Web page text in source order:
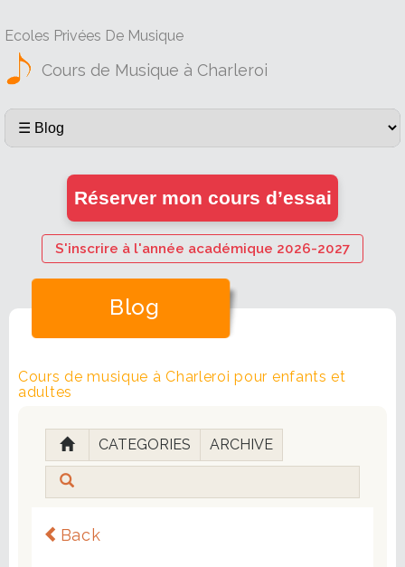
Ecoles Privées De Musique
Cours de Musique à Charleroi
Réserver mon cours d’essai
S'inscrire à l'année académique 2026-2027
Blog
Cours de musique à Charleroi pour enfants et
adultes
CATEGORIES ARCHIVE
Back